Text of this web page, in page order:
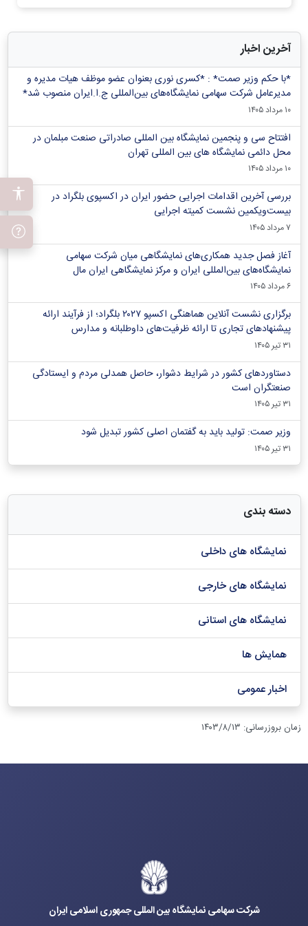
آخرین اخبار
*با حکم وزیر صمت* : *کسری نوری بعنوان عضو موظف هیات مدیره و
مدیرعامل شرکت سهامی نمایشگاه‌های بین‌المللی ج.ا.ایران منصوب شد*
۱۰ مرداد ۱۴۰۵
افتتاح سی و پنجمین نمایشگاه بین المللی صادراتی صنعت مبلمان در
محل دائمی نمایشگاه های بین المللی تهران
۱۰ مرداد ۱۴۰۵
بررسی آخرین اقدامات اجرایی حضور ایران در اکسپوی بلگراد در
بیست‌ویکمین نشست کمیته اجرایی
۷ مرداد ۱۴۰۵
آغاز فصل جدید همکاری‌های نمایشگاهی میان شرکت سهامی
نمایشگاه‌های بین‌المللی ایران و مرکز نمایشگاهی ایران‌ مال
۶ مرداد ۱۴۰۵
برگزاری نشست آنلاین هماهنگی اکسپو ۲۰۲۷ بلگراد؛ از فرآیند ارائه
پیشنهادهای تجاری تا ارائه ظرفیت‌های داوطلبانه و مدارس
۳۱ تیر ۱۴۰۵
دستاوردهای کشور در شرایط دشوار، حاصل همدلی مردم و ایستادگی
صنعتگران است
۳۱ تیر ۱۴۰۵
وزیر صمت: تولید باید به گفتمان اصلی کشور تبدیل شود
۳۱ تیر ۱۴۰۵
دسته بندی
نمایشگاه های داخلی
نمایشگاه های خارجی
نمایشگاه های استانی
همایش ها
اخبار عمومی
زمان بروزرسانی: ۱۴۰۳/۸/۱۳
شرکت سهامی نمایشگاه بین المللی جمهوری اسلامی ایران